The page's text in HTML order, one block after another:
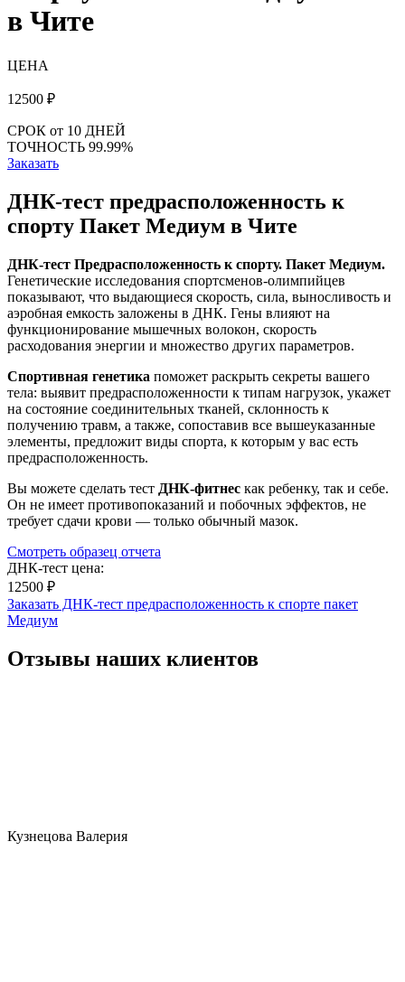
в Чите
ЦЕНА
12500 ₽
СРОК от 10 ДНЕЙ
ТОЧНОСТЬ 99.99%
Заказать
ДНК-тест предрасположенность к
спорту Пакет Медиум в Чите
ДНК-тест Предрасположенность к спорту. Пакет Медиум.
Генетические исследования спортсменов-олимпийцев
показывают, что выдающиеся скорость, сила, выносливость и
аэробная емкость заложены в ДНК. Гены влияют на
функционирование мышечных волокон, скорость
расходования энергии и множество других параметров.
Спортивная генетика поможет раскрыть секреты вашего
тела: выявит предрасположенности к типам нагрузок, укажет
на состояние соединительных тканей, склонность к
получению травм, а также, сопоставив все вышеуказанные
элементы, предложит виды спорта, к которым у вас есть
предрасположенность.
Вы можете сделать тест ДНК-фитнес как ребенку, так и себе.
Он не имеет противопоказаний и побочных эффектов, не
требует сдачи крови — только обычный мазок.
Смотреть образец отчета
ДНК-тест цена:
12500 ₽
Заказать ДНК-тест предрасположенность к спорте пакет
Медиум
Отзывы наших клиентов
Кузнецова Валерия